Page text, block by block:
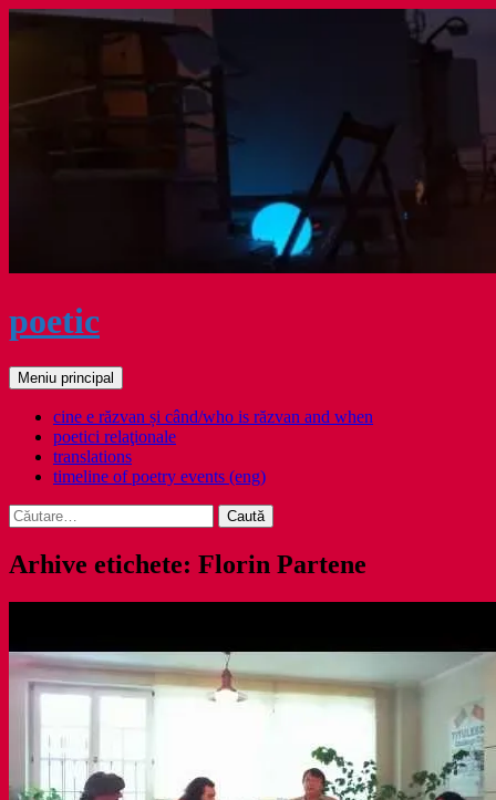
Sari
poetic
Caută
Meniu principal
cine e răzvan și când/who is răzvan and when
poetici relaţionale
translations
timeline of poetry events (eng)
Caută
după:
Arhive etichete: Florin Partene